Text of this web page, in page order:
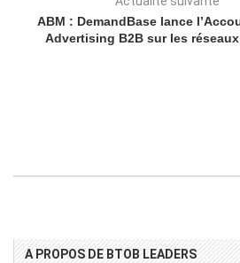
ABM : DemandBase lance
Advertising B2B sur les
A PROPOS DE BTOB LEADERS